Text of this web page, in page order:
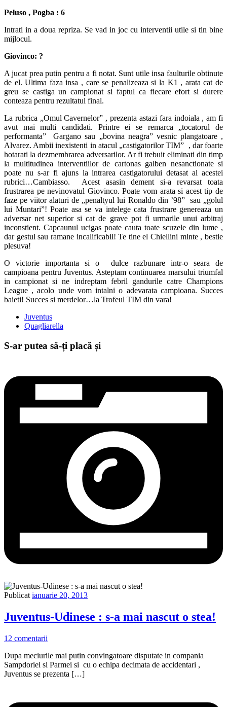
Peluso , Pogba : 6
Intrati in a doua repriza. Se vad in joc cu interventii utile si tin bine
mijlocul.
Giovinco: ?
A jucat prea putin pentru a fi notat. Sunt utile insa faulturile obtinute
de el. Ultima faza insa , care se penalizeaza si la K1 , arata cat de
greu se castiga un campionat si faptul ca fiecare efort si durere
conteaza pentru rezultatul final.
La rubrica „Omul Cavernelor” , prezenta astazi fara indoiala , am fi
avut mai multi candidati. Printre ei se remarca „tocatorul de
performanta” Gargano sau „bovina neagra” vesnic plangatoare ,
Alvarez. Ambii inexistenti in atacul „castigatorilor TIM” , dar foarte
hotarati la dezmembrarea adversarilor. Ar fi trebuit eliminati din timp
la multitudinea interventiilor de cartonas galben nesanctionate si
poate nu s-ar fi ajuns la intrarea castigatorului detasat al acestei
rubrici…Cambiasso. Acest asasin dement si-a revarsat toata
frustrarea pe nevinovatul Giovinco. Poate vom arata si acest tip de
faze pe viitor alaturi de „penaltyul lui Ronaldo din ’98” sau „golul
lui Muntari”! Poate asa se va intelege cata frustrare genereaza un
adversar net superior si cat de grave pot fi urmarile unui arbitraj
inconstient. Capcaunul ucigas poate cauta toate scuzele din lume ,
dar gestul sau ramane incalificabil! Te tine el Chiellini minte , bestie
plesuva!
O victorie importanta si o dulce razbunare intr-o seara de
campioana pentru Juventus. Asteptam continuarea marsului triumfal
in campionat si ne indreptam febril gandurile catre Champions
League , acolo unde vom intalni o adevarata campioana. Succes
baieti! Succes si merdelor…la Trofeul TIM din vara!
Juventus
Quagliarella
S-ar putea să-ți placă și
Publicat ianuarie 20, 2013
Juventus-Udinese : s-a mai nascut o stea!
12 comentarii
Dupa meciurile mai putin convingatoare disputate in compania
Sampdoriei si Parmei si cu o echipa decimata de accidentari ,
Juventus se prezenta […]